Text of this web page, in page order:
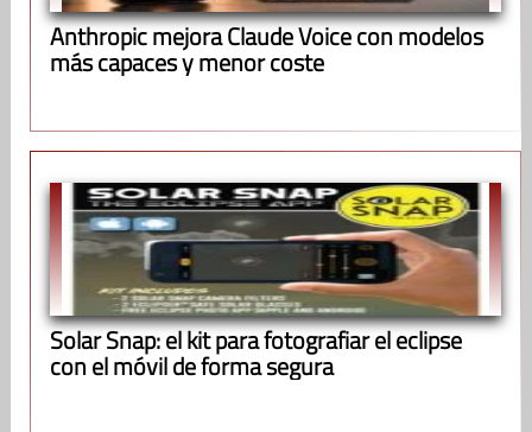
Anthropic mejora Claude Voice con modelos
más capaces y menor coste
Solar Snap: el kit para fotografiar el eclipse
con el móvil de forma segura